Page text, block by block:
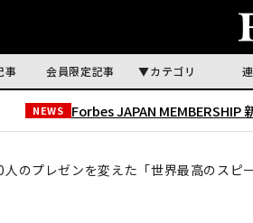
事 会員限定記事 カテゴリ
NEWS Forbes JAPAN MEMBERSHIP
人のプレゼンを変えた「世界最高のスピ